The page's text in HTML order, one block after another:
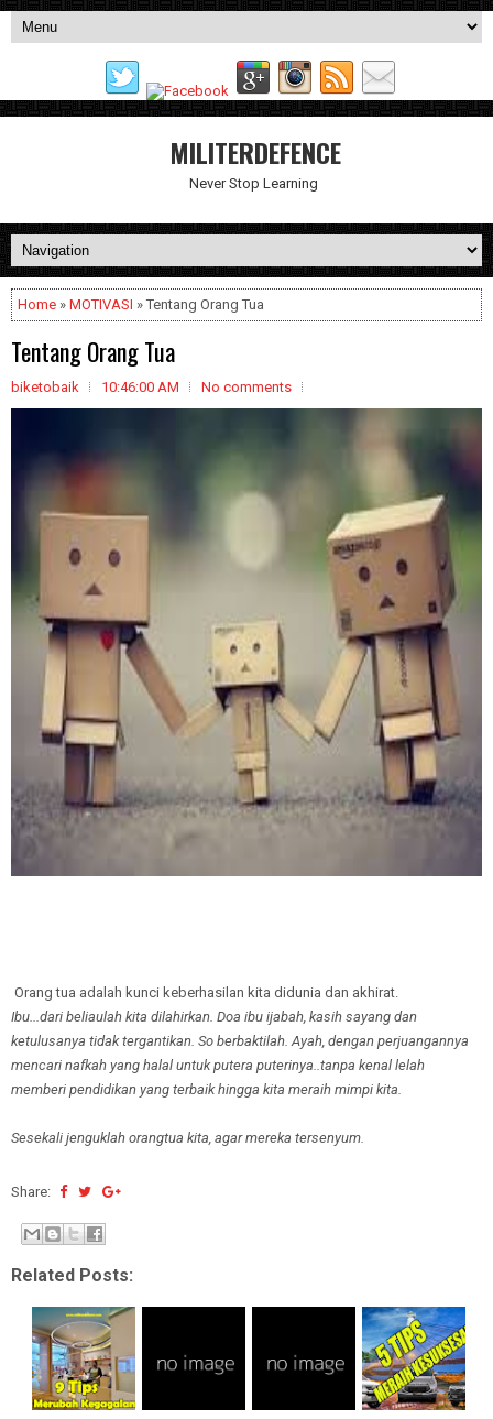
MILITERDEFENCE
Never Stop Learning
Home » MOTIVASI » Tentang Orang Tua
Tentang Orang Tua
biketobaik 10:46:00 AM No comments
Orang tua adalah kunci keberhasilan kita didunia dan akhirat.
Ibu...dari beliaulah kita dilahirkan. Doa ibu ijabah, kasih sayang dan
ketulusanya tidak tergantikan. So berbaktilah.Ayah, dengan perjuangannya
mencari nafkah yang halal untuk putera puterinya..tanpa kenal lelah
memberi pendidikan yang terbaikhingga kita meraih mimpi kita.
Sesekali jenguklah orangtua kita, agar mereka tersenyum.
Share:
Related Posts: